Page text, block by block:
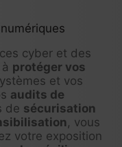
cyber et des
protéger vos
et vos
audits de
de sécurisation
, vous
votre exposition